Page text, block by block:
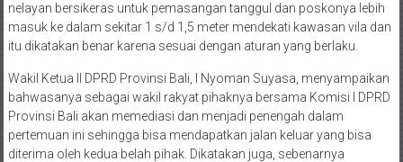
nelayan bersikeras untuk pemasangan tanggul dan poskonya lebih
masuk ke dalam sekitar 1 s/d 1,5 meter mendekati kawasan vila dan
itu dikatakan benar karena sesuai dengan aturan yang berlaku.
Wakil Ketua II DPRD Provinsi Bali, I Nyoman Suyasa, menyampaikan
bahwasanya sebagai wakil rakyat pihaknya bersama Komisi I DPRD
Provinsi Bali akan memediasi dan menjadi penengah dalam
pertemuan ini sehingga bisa mendapatkan jalan keluar yang bisa
diterima oleh kedua belah pihak. Dikatakan juga, sebenarnya